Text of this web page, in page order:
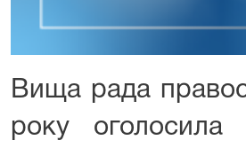
Вища рада
року оголосила